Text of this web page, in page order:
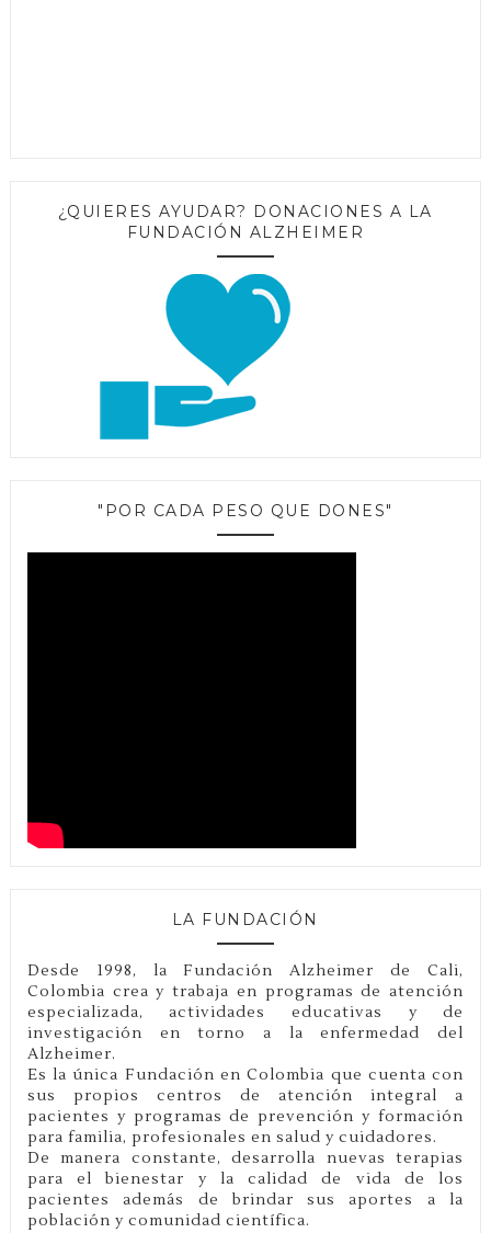
¿QUIERES AYUDAR? DONACIONES A LA
FUNDACIÓN ALZHEIMER
"POR CADA PESO QUE DONES"
LA FUNDACIÓN
Desde 1998, la Fundación Alzheimer de Cali,
Colombia crea y trabaja en programas de atención
especializada, actividades educativas y de
investigación en torno a la enfermedad del
Alzheimer.
Es la única Fundación en Colombia que cuenta con
sus propios centros de atención integral a
pacientes y programas de prevención y formación
para familia, profesionales en salud y cuidadores.
De manera constante, desarrolla nuevas terapias
para el bienestar y la calidad de vida de los
pacientes además de brindar sus aportes a la
población y comunidad científica.